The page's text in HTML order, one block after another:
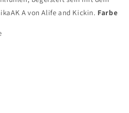
A von Alife and Kickin. Farbe